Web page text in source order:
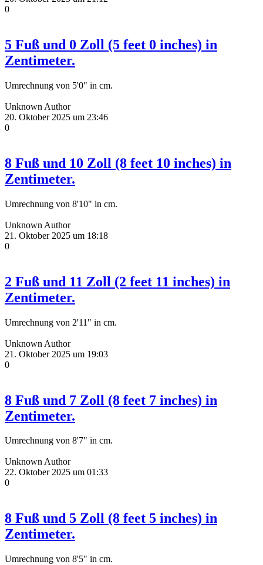
0
5 Fuß und 0 Zoll (5 feet 0 inches) in
Zentimeter.
Umrechnung von 5'0" in cm.
Unknown Author
20. Oktober 2025 um 23:46
0
8 Fuß und 10 Zoll (8 feet 10 inches) in
Zentimeter.
Umrechnung von 8'10" in cm.
Unknown Author
21. Oktober 2025 um 18:18
0
2 Fuß und 11 Zoll (2 feet 11 inches) in
Zentimeter.
Umrechnung von 2'11" in cm.
Unknown Author
21. Oktober 2025 um 19:03
0
8 Fuß und 7 Zoll (8 feet 7 inches) in
Zentimeter.
Umrechnung von 8'7" in cm.
Unknown Author
22. Oktober 2025 um 01:33
0
8 Fuß und 5 Zoll (8 feet 5 inches) in
Zentimeter.
Umrechnung von 8'5" in cm.